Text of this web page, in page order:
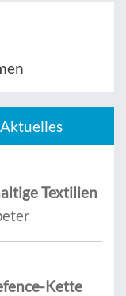
Aktuelles
Textilien
Kette